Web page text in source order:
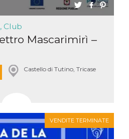
Club
Mascarimirì –
Castello di Tutino, Tricase
VENDITE TERMINATE